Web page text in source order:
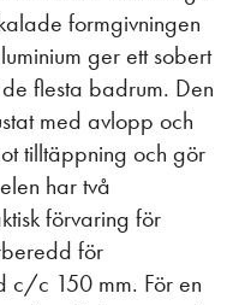
formgivningen
ger ett sobert
flesta badrum. Den
med avlopp och
tilltäppning och gör
har två
förvaring för
för
c/c 150 mm. För en